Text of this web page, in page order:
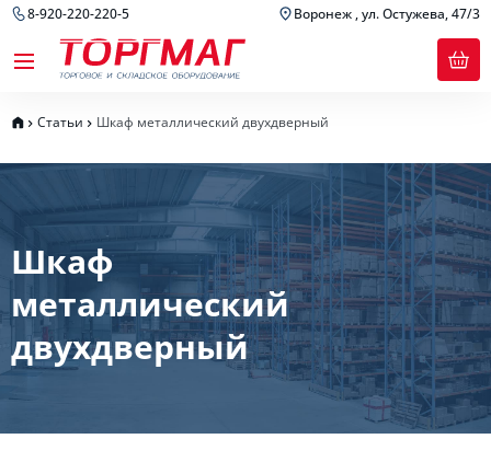
8-920-220-220-5 Воронеж , ул. Остужева, 47/3
Статьи Шкаф металлический двухдверный
Шкаф
металлический
двухдверный